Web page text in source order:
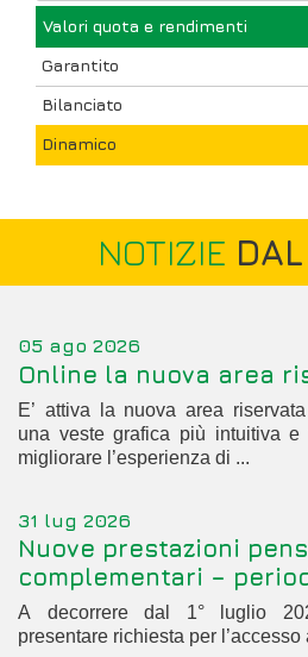
Valori quota e rendimenti
Garantito
Bilanciato
Dinamico
NOTIZIE
05 ago 2026
Online la nuova area
E’ attiva la nuova area
una veste grafica più intuitiva e
migliorare l’esperienza di ...
31 lug 2026
Nuove prestazioni
complementari –
A decorrere dal 1° luglio
presentare richiesta per